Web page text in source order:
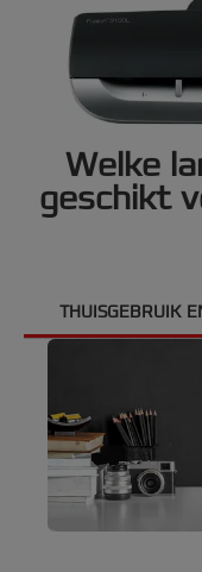
Video
Hoe werkt het.
Welke
geschikt
THUISGEBRUIK